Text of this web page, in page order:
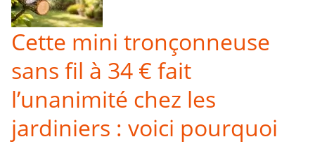
Cette mini tronçonneuse
sans fil à 34 € fait
l’unanimité chez les
jardiniers : voici pourquoi